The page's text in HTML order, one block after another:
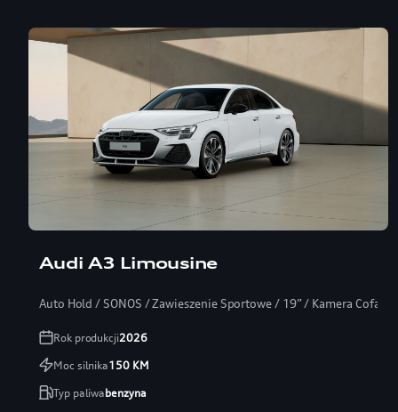
Audi A3 Limousine
Auto Hold / SONOS / Zawieszenie Sportowe / 19” / Kamera Cofania
Rok produkcji2026
Moc silnika150KM
Typ paliwabenzyna